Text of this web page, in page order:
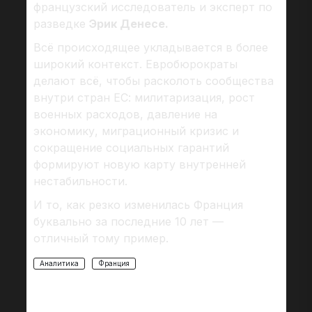
французский исследователь и эксперт по
разведке Эрик Денесе.
Всё происходящее укладывается в более
широкий контекст. Евробюрократы
делают всё, чтобы расколоть сообщества
внутри стран ЕС: милитаризация, рост
военных расходов, давление на
экономику, миграционный кризис и
сокращение социальных гарантий
формируют новую карту внутренней
нестабильности.
И то, как резко изменилась Франция
буквально за последние 10 лет —
отличный тому пример.
Аналитика Франция